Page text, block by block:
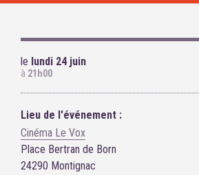
le lundi 24 juin
à 21h00
Lieu de l'événement :
Cinéma Le Vox
Place Bertran de Born
24290 Montignac